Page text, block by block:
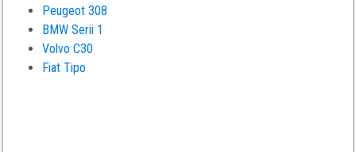
Peugeot 308
BMW Serii 1
Volvo C30
Fiat Tipo